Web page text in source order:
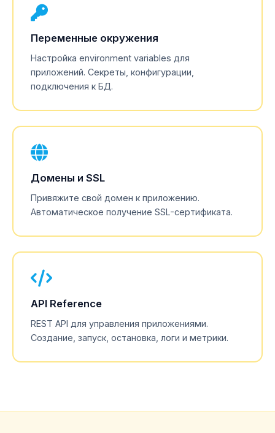
Переменные окружения
Настройка environment variables для
приложений. Секреты, конфигурации,
подключения к БД.
Домены и SSL
Привяжите свой домен к приложению.
Автоматическое получение SSL-сертификата.
API Reference
REST API для управления приложениями.
Создание, запуск, остановка, логи и метрики.